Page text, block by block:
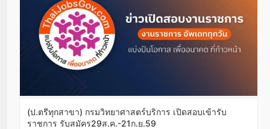
(ป.ตรีทุกสาขา) กรมวิทยาศาสตร์บริการ เปิดสอบเข้ารับ
ราชการ รับสมัคร29ส.ค.-21ก.ย.59